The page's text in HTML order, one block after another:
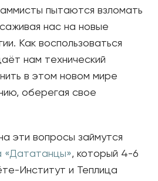
пытаются взломать
нас на новые
Как воспользоваться
нам технический
в этом новом мире
оберегая свое
эти вопросы займутся
«Дататанцы», который 4-6
Институт и Теплица